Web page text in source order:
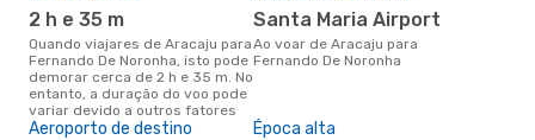
2 h e 35 m
Quando viajares de Aracaju para
Fernando De Noronha, isto pode
demorar cerca de 2 h e 35 m. No
entanto, a duração do voo pode
variar devido a outros fatores
Santa Maria Airport
Ao voar de Aracaju para
Fernando De Noronha
Aeroporto de destino Época alta